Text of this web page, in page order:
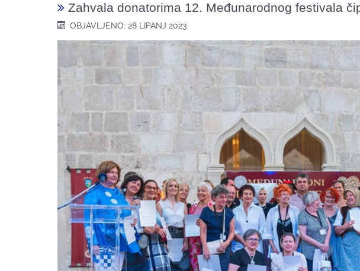
Zahvala donatorima 12. Međunarodnog festivala
OBJAVLJENO: 28 LIPANJ 2023